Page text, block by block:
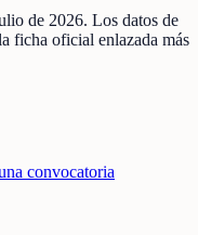
de 2026. Los datos de
ficha oficial enlazada más
convocatoria